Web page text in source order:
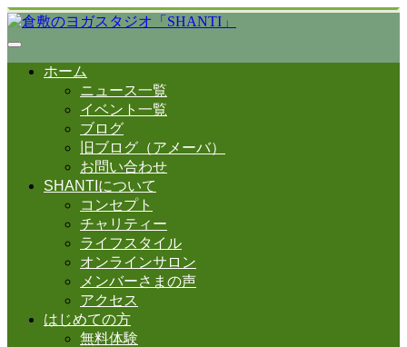
ホーム
ニュース一覧
イベント一覧
ブログ
旧ブログ（アメーバ）
お問い合わせ
SHANTIについて
コンセプト
チャリティー
ライフスタイル
オンラインサロン
メンバーさまの声
アクセス
はじめての方
無料体験